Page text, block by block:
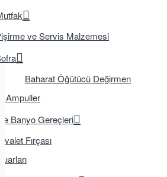
ve Servis Malzemesi
Baharat Öğütücü Değirmen
Ampuller
Banyo Gereçleri
Fırçası